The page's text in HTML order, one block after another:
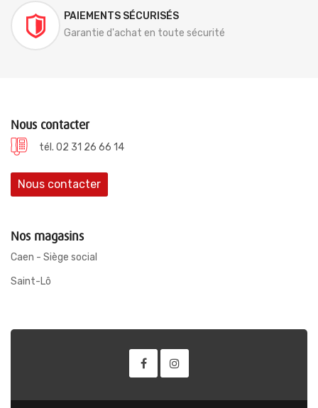
PAIEMENTS SÉCURISÉS
Garantie d'achat en toute sécurité
Nous contacter
tél. 02 31 26 66 14
Nous contacter
Nos magasins
Caen - Siège social
Saint-Lô